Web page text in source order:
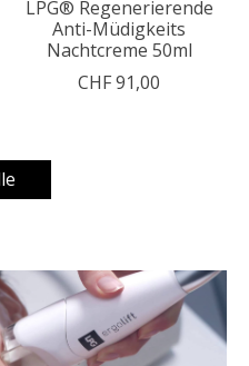
LPG® Regenerierende
Anti-Müdigkeits
Nachtcreme 50ml
CHF 91,00